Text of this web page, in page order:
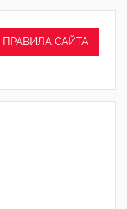
ПРАВИЛА САЙТА